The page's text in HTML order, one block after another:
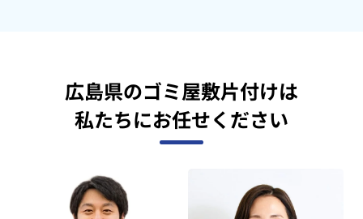
広島県のゴミ屋敷片付けは
私たちにお任せください